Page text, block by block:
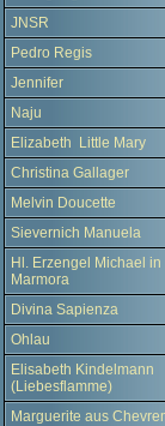
JNSR
Pedro Regis
Jennifer
Naju
Elizabeth Little Mary
Christina Gallager
Melvin Doucette
Sievernich Manuela
Hl. Erzengel Michael in
Marmora
Divina Sapienza
Ohlau
Elisabeth Kindelmann
(Liebesflamme)
Marguerite aus